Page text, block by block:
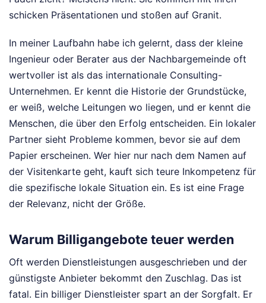
schicken Präsentationen und stoßen auf Granit.
In meiner Laufbahn habe ich gelernt, dass der kleine
Ingenieur oder Berater aus der Nachbargemeinde oft
wertvoller ist als das internationale Consulting-
Unternehmen. Er kennt die Historie der Grundstücke,
er weiß, welche Leitungen wo liegen, und er kennt die
Menschen, die über den Erfolg entscheiden. Ein lokaler
Partner sieht Probleme kommen, bevor sie auf dem
Papier erscheinen. Wer hier nur nach dem Namen auf
der Visitenkarte geht, kauft sich teure Inkompetenz für
die spezifische lokale Situation ein. Es ist eine Frage
der Relevanz, nicht der Größe.
Warum Billigangebote teuer werden
Oft werden Dienstleistungen ausgeschrieben und der
günstigste Anbieter bekommt den Zuschlag. Das ist
fatal. Ein billiger Dienstleister spart an der Sorgfalt. Er